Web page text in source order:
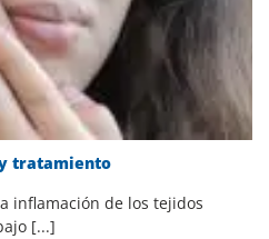
tratamiento
inflamación de los tejidos
[...]